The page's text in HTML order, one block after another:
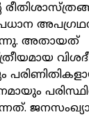
പ്രധാന
അതായത്